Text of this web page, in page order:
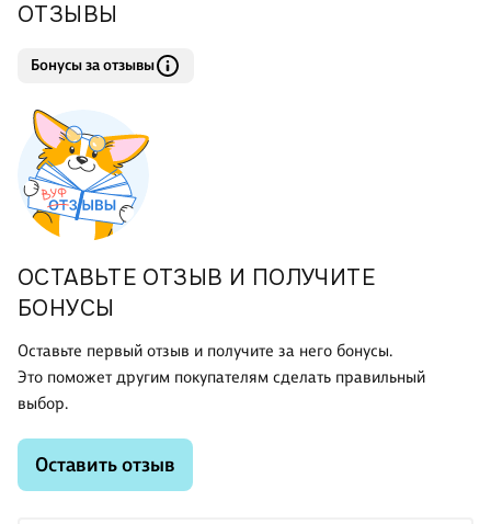
ОТЗЫВЫ
Бонусы за отзывы
ОСТАВЬТЕ ОТЗЫВ И ПОЛУЧИТЕ
БОНУСЫ
Оставьте первый отзыв и получите за него бонусы.
Это поможет другим покупателям сделать правильный
выбор.
Оставить отзыв